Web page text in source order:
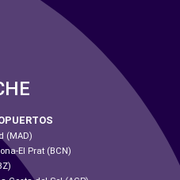
(MAD)
El Prat (BCN)